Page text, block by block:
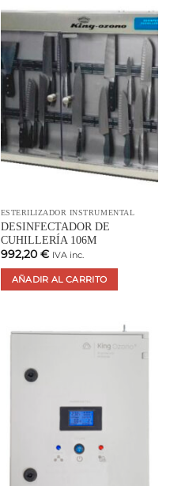
ESTERILIZADOR INSTRUMENTAL
DESINFECTADOR DE
CUHILLERÍA 106M
992,20 € IVA inc.
AÑADIR AL CARRITO